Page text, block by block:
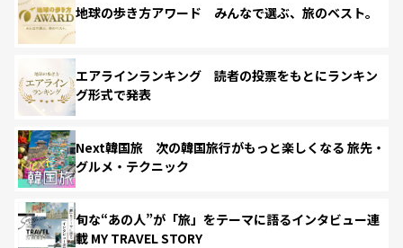
地球の歩き方アワード みんなで選ぶ、旅のベスト。
エアラインランキング 読者の投票をもとにランキン
グ形式で発表
Next韓国旅 次の韓国旅行がもっと楽しくなる 旅先・
グルメ・テクニック
旬な“あの人”が「旅」をテーマに語るインタビュー連
載 MY TRAVEL STORY